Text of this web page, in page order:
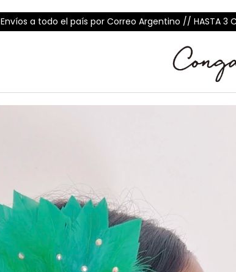
Envíos a todo el país por Correo Argentino // HASTA 3